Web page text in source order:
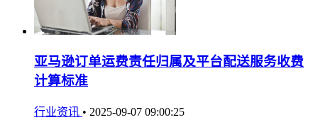
亚马逊订单运费责任归属及平台配送服务收费
计算标准
行业资讯 • 2025-09-07 09:00:25